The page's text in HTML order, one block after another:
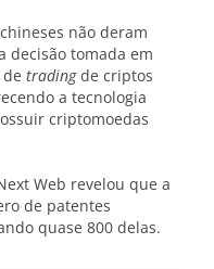
não deram
decisão tomada em
tradingde criptos
a tecnologia
criptomoedas
Web revelou que a
de patentes
quase 800 delas.